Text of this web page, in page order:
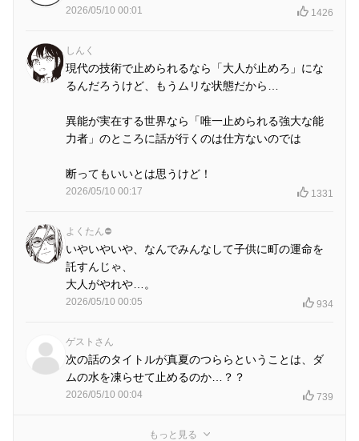
2026/05/10 00:01 1426
しんく
現代の技術で止められるなら「大人が止めろ」にな
るんだろうけど、もうムリな状態だから…
異能が実在する世界なら「唯一止められる強大な能
力者」のところに話が行くのは仕方ないのでは
断ってもいいとは思うけど！
2026/05/10 00:17 1331
よくたん⛔
いやいやいや、なんでみんなして子供に町の運命を
託すんじゃ、
大人がやれや…。
2026/05/10 00:05 934
ゲストさん
次の話のタイトルが真夏のつららということは、ダ
ムの水を凍らせて止めるのか…？？
2026/05/10 00:04 739
もっと見る